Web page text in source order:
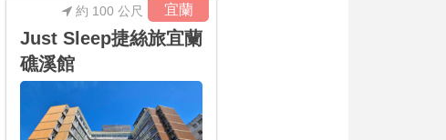
宜蘭
約 100 公尺
Just Sleep捷絲旅宜蘭
礁溪館